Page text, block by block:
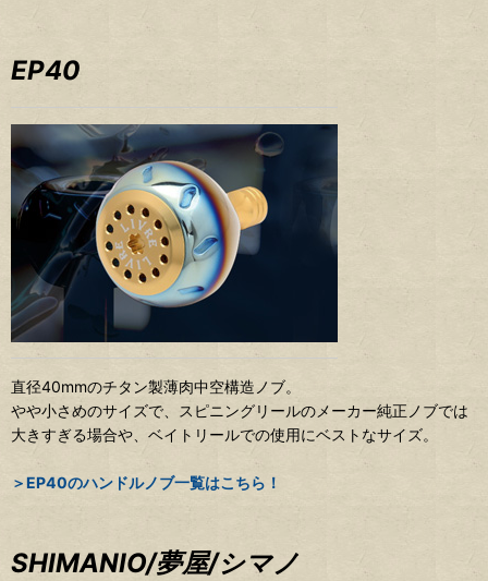
EP40
直径40mmのチタン製薄肉中空構造ノブ。
やや小さめのサイズで、スピニングリールのメーカー純正ノブでは
大きすぎる場合や、ベイトリールでの使用にベストなサイズ。
＞EP40のハンドルノブ一覧はこちら！
SHIMANIO/夢屋/シマノ